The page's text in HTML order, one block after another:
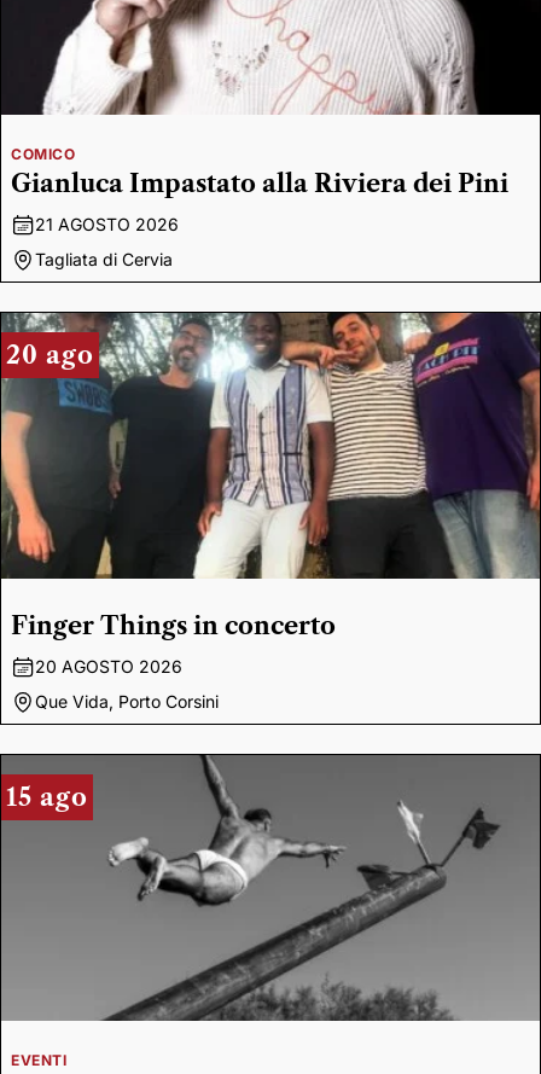
COMICO
Gianluca Impastato alla Riviera dei Pini
21 AGOSTO 2026
Tagliata di Cervia
20 ago
Finger Things in concerto
20 AGOSTO 2026
Que Vida, Porto Corsini
15 ago
EVENTI